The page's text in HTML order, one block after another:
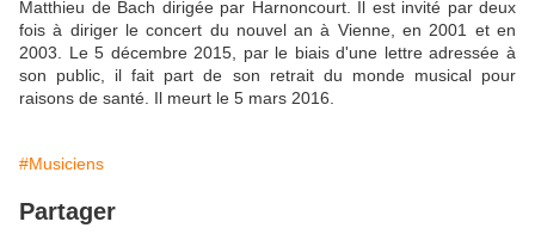
Matthieu de Bach dirigée par Harnoncourt. Il est invité par deux
fois à diriger le concert du nouvel an à Vienne, en 2001 et en
2003. Le 5 décembre 2015, par le biais d'une lettre adressée à
son public, il fait part de son retrait du monde musical pour
raisons de santé. Il meurt le 5 mars 2016.
#Musiciens
Partager